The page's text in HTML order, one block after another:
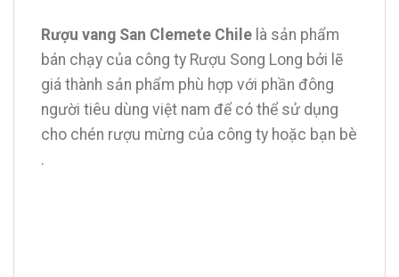
Rượu vang San Clemete Chile là sản phẩm
bán chạy của công ty Rượu Song Long bởi lẽ
giá thành sản phẩm phù hợp với phần đông
người tiêu dùng việt nam để có thể sử dụng
cho chén rượu mừng của công ty hoặc bạn bè
.